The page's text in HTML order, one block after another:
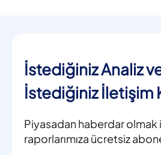
İstediğiniz Analiz
İstediğiniz İletişim
Piyasadan haberdar olmak
raporlarımıza ücretsiz